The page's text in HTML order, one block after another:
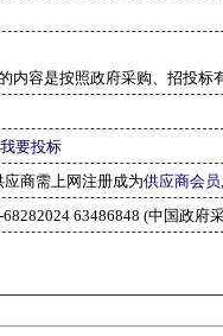
内容是按照政府采购、招投标
我要投标
应商需上网注册成为供应商会员
68282024 63486848 (中国政府